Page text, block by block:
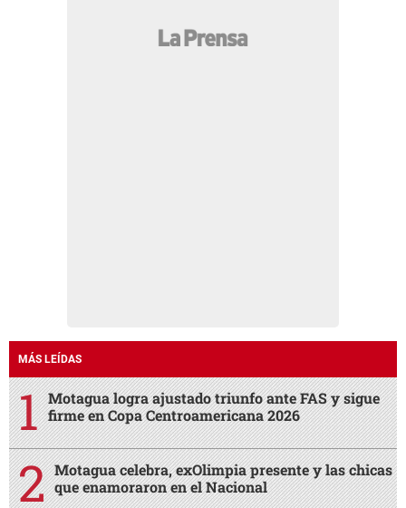
MÁS LEÍDAS
Motagua logra ajustado triunfo ante FAS y sigue
firme en Copa Centroamericana 2026
Motagua celebra, exOlimpia presente y las chicas
que enamoraron en el Nacional